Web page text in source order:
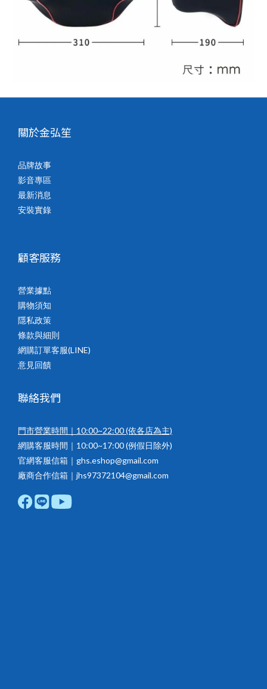
關於金弘笙
品牌故事
影音專區
最新消息
安裝實錄
顧客服務
營業據點
購物須知
隱私政策
條款與細則
網購訂單客服(LINE)
意見回饋
聯絡我們
門市營業時間｜10:00~22:00(依各店為主)
網購客服時間｜10:00~17:00 (例假日除外)
官網客服信箱｜ghs.eshop@gmail.com
廠商合作信箱｜jhs97372104@gmail.com